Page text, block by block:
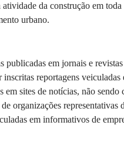
da construção em
urbano.
publicadas em jornais e
reportagens
em sites de notícias, não sendo
organizações representativas
em informativos de